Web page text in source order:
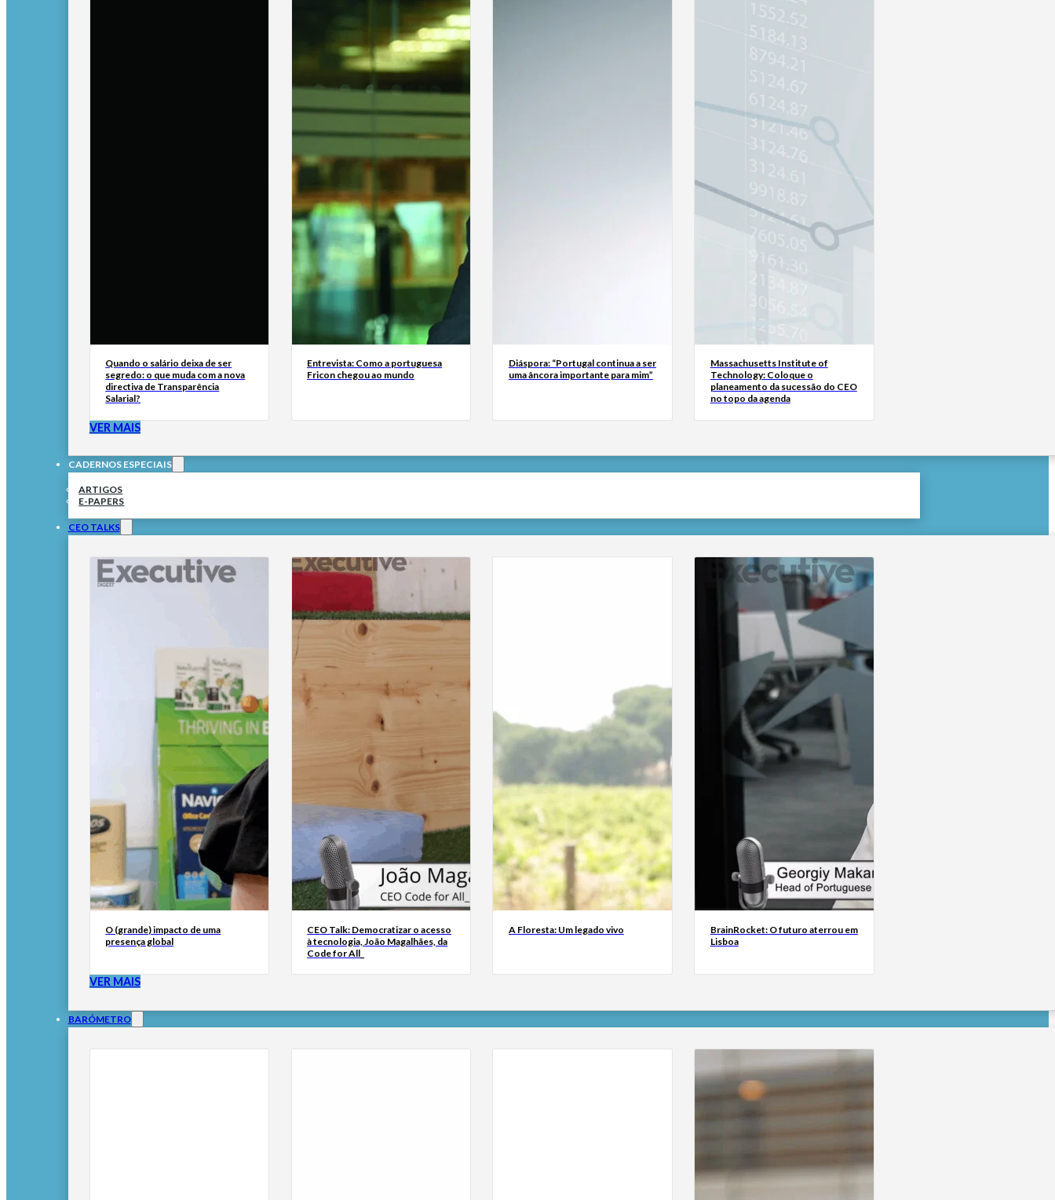
Quando o salário deixa de ser
segredo: o que muda com a nova
directiva de Transparência
Salarial?
Entrevista: Como a portuguesa
Fricon chegou ao mundo
Diáspora: “Portugal continua a ser
uma âncora importante para mim”
Massachusetts Institute of
Technology: Coloque o
planeamento da sucessão do CEO
no topo da agenda
VER MAIS
CADERNOS ESPECIAIS
ARTIGOS
E-PAPERS
CEO TALKS
O (grande) impacto de uma
presença global
CEO Talk: Democratizar o acesso
à tecnologia, João Magalhães, da
Code for All_
A Floresta: Um legado vivo
BrainRocket: O futuro aterrou em
Lisboa
VER MAIS
BARÓMETRO